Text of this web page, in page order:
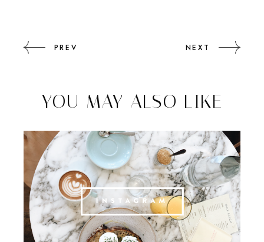
PREV NEXT
YOU MAY ALSO LIKE